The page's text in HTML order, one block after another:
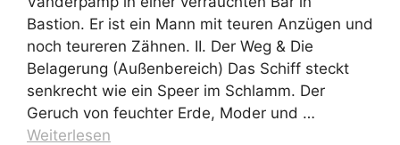
Bastion. Er ist ein Mann mit teuren Anzügen und
noch teureren Zähnen. II. Der Weg & Die
Belagerung (Außenbereich) Das Schiff steckt
senkrecht wie ein Speer im Schlamm. Der
Geruch von feuchter Erde, Moder und …
Weiterlesen